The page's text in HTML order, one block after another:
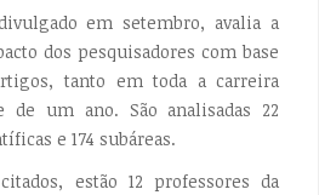
em setembro, avalia a
dos pesquisadores com base
tanto em toda a carreira
de um ano. São analisadas 22
e 174 subáreas.
estão 12 professores da